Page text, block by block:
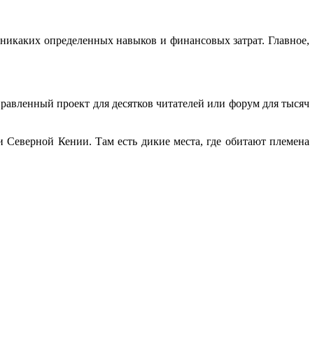
определенных навыков и финансовых затрат. Главное,
проект для десятков читателей или форум для тысяч
Кении. Там есть дикие места, где обитают племена